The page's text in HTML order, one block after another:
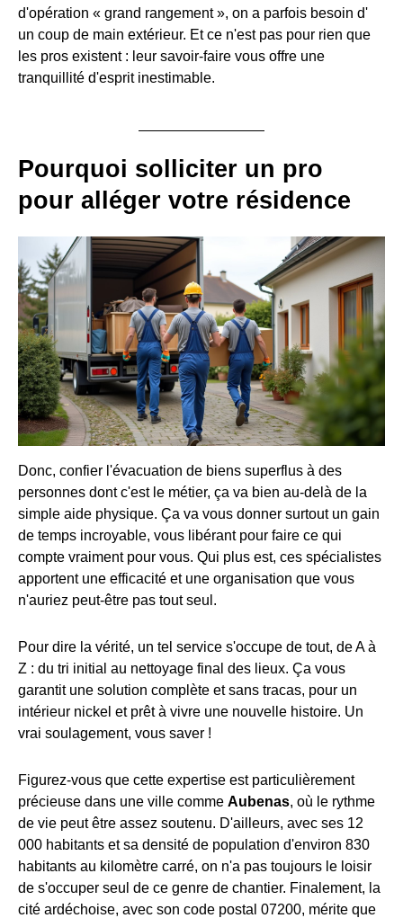
d'opération « grand rangement », on a parfois besoin d'
un coup de main extérieur. Et ce n'est pas pour rien que
les pros existent : leur savoir-faire vous offre une
tranquillité d'esprit inestimable.
Pourquoi solliciter un pro
pour alléger votre résidence
Donc, confier l'évacuation de biens superflus à des
personnes dont c'est le métier, ça va bien au-delà de la
simple aide physique. Ça va vous donner surtout un gain
de temps incroyable, vous libérant pour faire ce qui
compte vraiment pour vous. Qui plus est, ces spécialistes
apportent une efficacité et une organisation que vous
n'auriez peut-être pas tout seul.
Pour dire la vérité, un tel service s'occupe de tout, de A à
Z : du tri initial au nettoyage final des lieux. Ça vous
garantit une solution complète et sans tracas, pour un
intérieur nickel et prêt à vivre une nouvelle histoire. Un
vrai soulagement, vous saver !
Figurez-vous que cette expertise est particulièrement
précieuse dans une ville comme Aubenas, où le rythme
de vie peut être assez soutenu. D'ailleurs, avec ses 12
000 habitants et sa densité de population d'environ 830
habitants au kilomètre carré, on n'a pas toujours le loisir
de s'occuper seul de ce genre de chantier. Finalement, la
cité ardéchoise, avec son code postal 07200, mérite que